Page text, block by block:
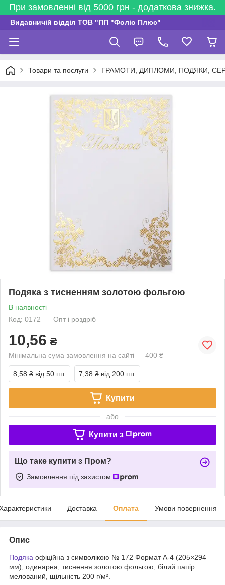
При замовленні від 5000 грн - додаткова знижка.
Видавничій відділ ТОВ "ПП "Фоліо Плюс"
Товари та послуги ГРАМОТИ, ДИПЛОМИ, ПОДЯКИ,
Подяка з тисненням золотою фольгою
В наявності
Код: 0172
Опт і роздріб
10,56 ₴
Мінімальна сума замовлення на сайті — 400 ₴
8,58 ₴ від 50 шт. 7,38 ₴ від 200 шт.
Купити
або
Купити з
Що таке купити з Пром?
Замовлення під захистом
Доставка Оплата Умови повернення
Опис
Подяка офіційна з символікою № 172 Формат А-4 (205×294
мм), одинарна, тиснення золотою фольгою, білий папір
мелований, щільність 200 г/м².